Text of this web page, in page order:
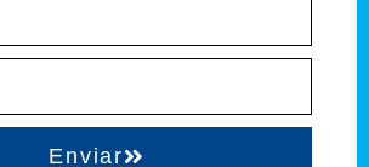
Enviar